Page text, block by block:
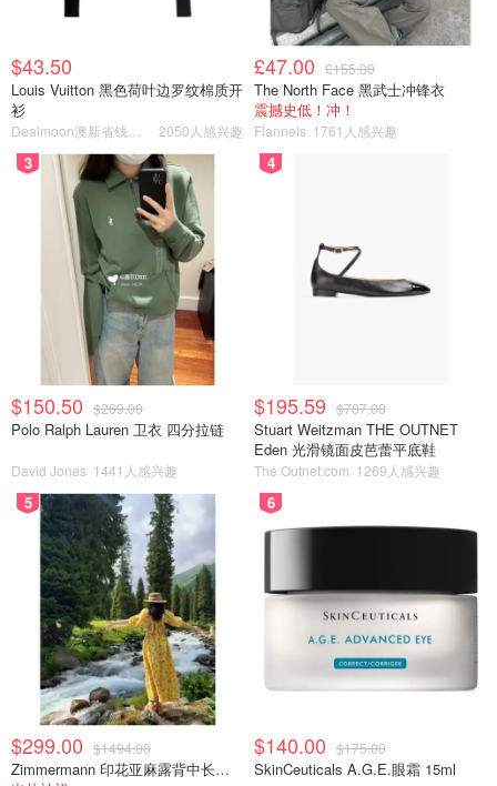
$43.50
Louis Vuitton 黑色荷叶边罗纹棉质开
衫
2050人感兴趣
£47.00 £155.00
The North Face 黑武士冲锋衣
震撼史低！冲！
Flannels 1761人感兴趣
3
$150.50 $269.00
Polo Ralph Lauren 卫衣 四分拉链
David Jones 1441人感兴趣
4
$195.59 $707.00
Stuart Weitzman THE OUTNET
Eden 光滑镜面皮芭蕾平底鞋
The Outnet.com 1269人感兴趣
5
$299.00 $1494.00
Zimmermann 印花亚麻露背中长连衣裙
6
$140.00 $175.00
SkinCeuticals A.G.E.眼霜 15ml